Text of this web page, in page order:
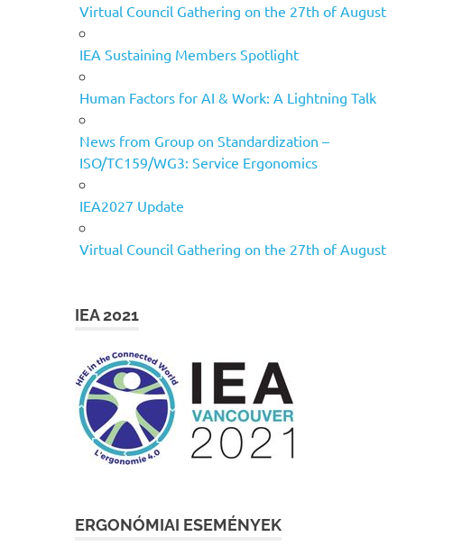
Virtual Council Gathering on the 27th of August
IEA Sustaining Members Spotlight
Human Factors for AI & Work: A Lightning Talk
News from Group on Standardization –
ISO/TC159/WG3: Service Ergonomics
IEA2027 Update
Virtual Council Gathering on the 27th of August
IEA 2021
ERGONÓMIAI ESEMÉNYEK